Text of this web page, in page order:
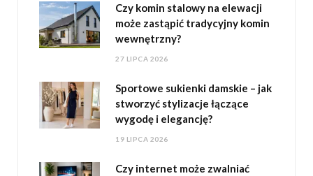
Czy komin stalowy na elewacji
może zastąpić tradycyjny komin
wewnętrzny?
27 LIPCA 2026
Sportowe sukienki damskie – jak
stworzyć stylizacje łączące
wygodę i elegancję?
19 LIPCA 2026
Czy internet może zwalniać